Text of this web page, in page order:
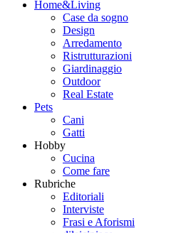
Home&Living
Case da sogno
Design
Arredamento
Ristrutturazioni
Giardinaggio
Outdoor
Real Estate
Pets
Cani
Gatti
Hobby
Cucina
Come fare
Rubriche
Editoriali
Interviste
Frasi e Aforismi